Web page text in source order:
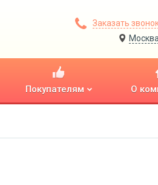
Заказать
Москва
Покупателям О